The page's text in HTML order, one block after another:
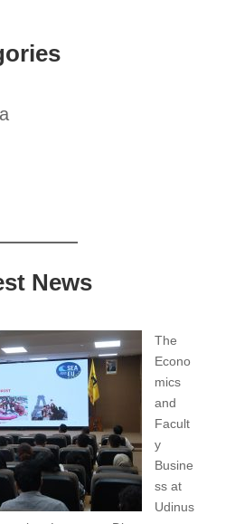
News
The
Econo
mics
and
Facult
y
Busine
ss at
Udinus